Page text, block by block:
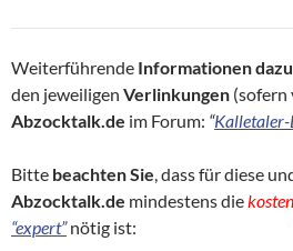
Weiterführende Informationendazu
den jeweiligen Verlinkungen (sofern
Abzocktalk.de im Forum: “
Bitte beachten Sie, dass für diese
Abzocktalk.de mindestens die
“expert”nötig ist: